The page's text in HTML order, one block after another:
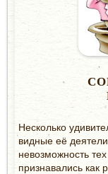
Несколько
видные её
невозможность
признавались как